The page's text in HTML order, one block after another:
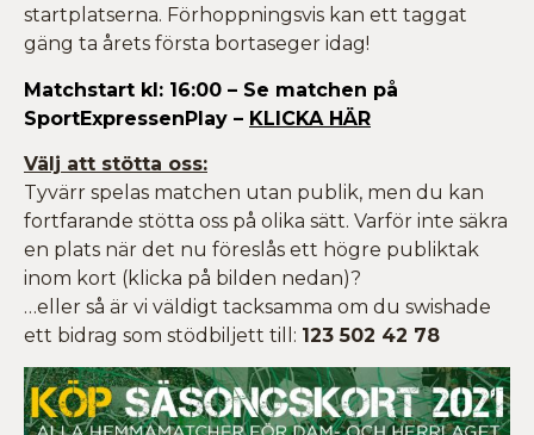
startplatserna. Förhoppningsvis kan ett taggat
gäng ta årets första bortaseger idag!
Matchstart kl: 16:00 – Se matchen på
SportExpressenPlay – KLICKA HÄR
Välj att stötta oss:
Tyvärr spelas matchen utan publik, men du kan
fortfarande stötta oss på olika sätt. Varför inte säkra
en plats när det nu föreslås ett högre publiktak
inom kort (klicka på bilden nedan)?
…eller så är vi väldigt tacksamma om du swishade
ett bidrag som stödbiljett till: 123 502 42 78